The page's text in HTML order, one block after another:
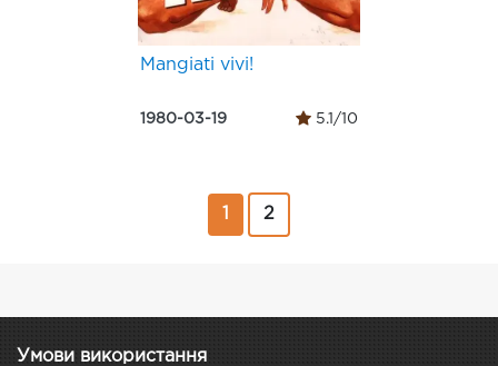
Mangiati vivi!
1980-03-19 5.1/10
2
Умови використання